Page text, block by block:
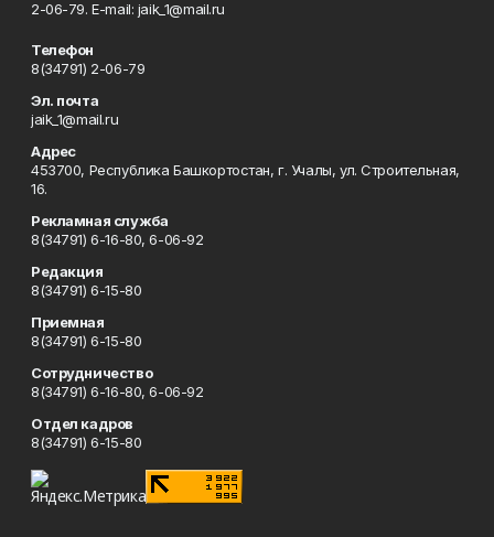
2-06-79. Е-mаil: jaik_1@mail.ru
Телефон
8(34791) 2-06-79
Эл. почта
jaik_1@mail.ru
Адрес
453700, Республика Башкортостан, г. Учалы, ул. Строительная,
16.
Рекламная служба
8(34791) 6-16-80, 6-06-92
Редакция
8(34791) 6-15-80
Приемная
8(34791) 6-15-80
Сотрудничество
8(34791) 6-16-80, 6-06-92
Отдел кадров
8(34791) 6-15-80